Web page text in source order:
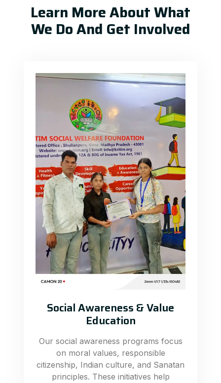
Learn More About What
We Do And Get Involved
Social Awareness & Value
Education
Our social awareness programs focus
on moral values, responsible
citizenship, Indian culture, and Sanatan
principles. These initiatives help